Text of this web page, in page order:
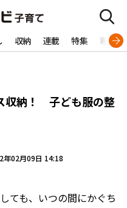
収納 連載 特集 専門家
収納！ 子ども服の整
年02月09日 14:18
ても、いつの間にかぐち